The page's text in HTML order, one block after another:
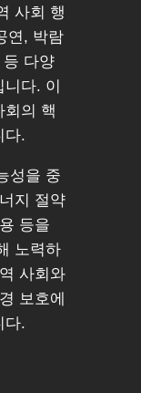
사회 행
연, 박람
다양
다. 이
회의 핵
다.
성을 중
지 절약
등을
노력하
사회와
보호에
다.